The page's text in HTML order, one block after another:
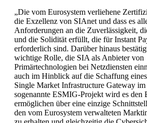
„Die vom Eurosystem verliehene
die Exzellenz von SIAnet und dass es
Anforderungen an die Zuverlässigkeit,
und die Solidität erfüllt, die für Instant
erforderlich sind. Darüber hinaus
wichtige Rolle, die SIA als Anbieter von
Primärtechnologien bei Netzdiensten
auch im Hinblick auf die Schaffung
Single Market Infrastructure Gateway im
sogenannte ESMIG-Projekt wird es den
ermöglichen über eine einzige
den vom Eurosystem verwalteten